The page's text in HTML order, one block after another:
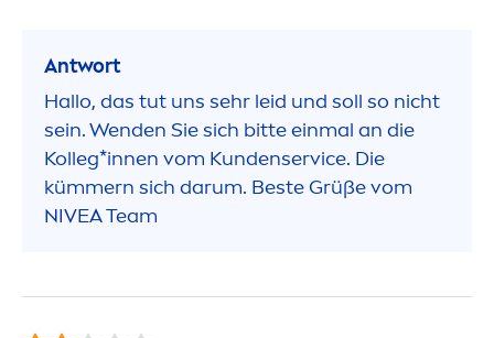
Antwort
Hallo, das tut uns sehr leid und soll so nicht
sein. Wenden Sie sich bitte einmal an die
Kolleg*innen vom Kundenservice. Die
kümmern sich darum. Beste Grüße vom
NIVEATeam